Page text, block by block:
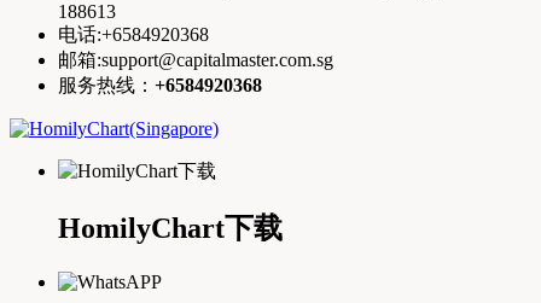
188613
电话:+6584920368
邮箱:support@capitalmaster.com.sg
服务热线： +6584920368
HomilyChart下载